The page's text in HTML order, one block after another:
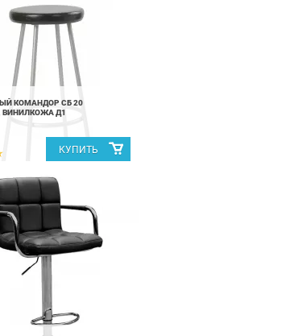
КОМАНДОР СБ 20
ВИНИЛКОЖА Д1